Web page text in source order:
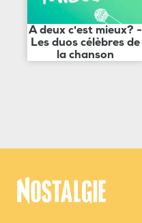
A deux c'est mieux? -
Les duos célèbres de
la chanson